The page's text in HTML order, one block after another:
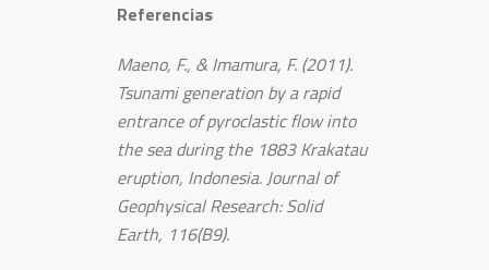
Referencias
Maeno, F., & Imamura, F. (2011).
Tsunami generation by a rapid
entrance of pyroclastic flow into
the sea during the 1883 Krakatau
eruption, Indonesia. Journal of
Geophysical Research: Solid
Earth, 116(B9).